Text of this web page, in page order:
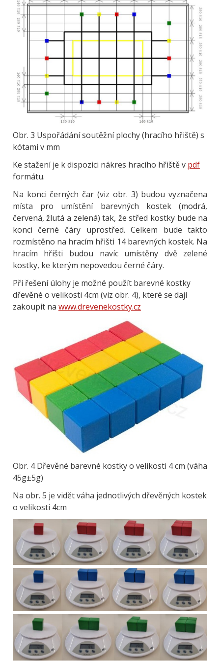
Obr. 3 Uspořádání soutěžní plochy (hracího hřiště) s
kótami v mm
Ke stažení je k dispozici nákres hracího hřiště v pdf
formátu.
Na konci černých čar (viz obr. 3) budou vyznačena
místa pro umístění barevných kostek (modrá,
červená, žlutá a zelená) tak, že střed kostky bude na
konci černé čáry uprostřed. Celkem bude takto
rozmístěno na hracím hřišti 14 barevných kostek. Na
hracím hřišti budou navíc umístěny dvě zelené
kostky, ke kterým nepovedou černé čáry.
Při řešení úlohy je možné použít barevné kostky
dřevěné o velikosti 4cm (viz obr. 4), které se dají
zakoupit na www.drevenekostky.cz
Obr. 4 Dřevěné barevné kostky o velikosti 4 cm (váha
45g±5g)
Na obr. 5 je vidět váha jednotlivých dřevěných kostek
o velikosti 4cm
Obrázek
Obrázek
Obrázek